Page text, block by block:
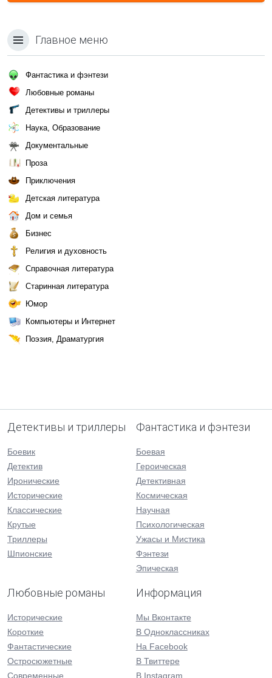
Главное меню
Фантастика и фэнтези
Любовные романы
Детективы и триллеры
Наука, Образование
Документальные
Проза
Приключения
Детская литература
Дом и семья
Бизнес
Религия и духовность
Справочная литература
Старинная литература
Юмор
Компьютеры и Интернет
Поэзия, Драматургия
Детективы и триллеры
Боевик
Детектив
Иронические
Исторические
Классические
Крутые
Триллеры
Шпионские
Фантастика и фэнтези
Боевая
Героическая
Детективная
Космическая
Научная
Психологическая
Ужасы и Мистика
Фэнтези
Эпическая
Любовные романы
Исторические
Короткие
Фантастические
Остросюжетные
Современные
Информация
Мы Вконтакте
В Одноклассниках
На Facebook
В Твиттере
В Instagram